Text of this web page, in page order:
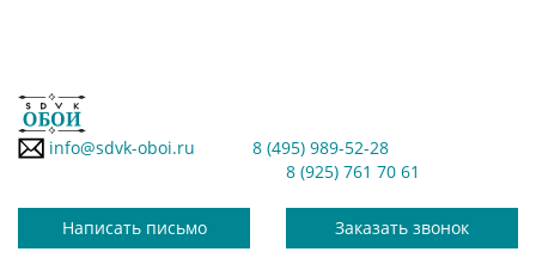
info@sdvk-oboi.ru
8 (495) 989-52-28
8 (925) 761 70 61
Написать письмо Заказать звонок